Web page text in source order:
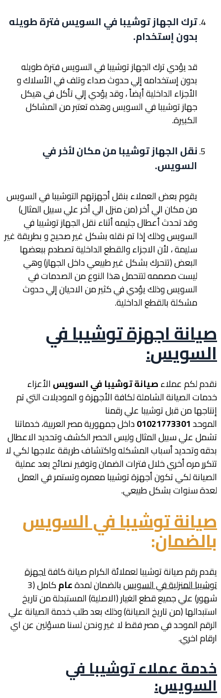
ترك الجهاز توشيبا في السويس فترة طويله
بدون إستخدام.
قد يؤدي ترك الجهاز توشيبا في السويس فترة طويله
بدون إستخدامه إلي حدوث صداء وتلف في الأسلاك و
الأجزاء الداخلية أيضاً ، وقد يؤدي إلي تأكل في هيكل
جهاز توشيبا في السويس وهذه تعتبر من المشاكل
الكبيرة.
نقل الجهاز توشيبا من مكان لأخر في
السويس.
يقوم بعض العملاء بنقل أجهزتهم التوشيبا في السويس
من مكان الي أخر (من منزل الي أخر علي سبيل المثال)
وقد تحدث أعطال جثيمه أثناء نقل الجهاز توشيبا في
السويس وذلك إذا تم نقله بشكل غير صحيح و بطريقة غير
سليمة ، لأن الاجزاء والقطع الداخلية تصطدم ببعضها
البعض (تتحرك بشكل غير طبيعي داخل الجهاز) وهي
ليست مصممه لتتحمل هذا النوع من الصدمات في
السويس وذلك يؤدي في كثير من الاحيان إلي حدوث
مشكلة بالقطع الداخلية.
صيانة اجهزة توشيبا في
السويس:
نقدم لكم عملاءصيانة توشيبا في السويسالأعزاء
خدمات الصيانة الشاملة لكافة الأجهزة و الموديلات التي تم
إنتاجها من قبل توشيبا علي رقمنا
الموحد01021773301داخل جمهورية مصر العربية، خدماتنا
تشمل علي سبيل المثال وليس الحصر الكشف وتحديد الاعطال
بدقه وتحديد أسباب المشكله واكتشاف طريقة علاجها لكي لا
تتكرر مره أخري خلال فترات الضمان وتوفير نصائح بعد عملية
الصيانة لكي تكون أجهزة توشيبا معمره وتستمر في العمل
لعدة سنوات بشكل طبيعي.
صيانة توشيبا في السويس
بالضمان:
يقدم رقم صيانة توشيبا لعملائة الكرام صيانة كافةاجهزة
توشيبا المنزلية في السويسبالضمان لمدةعام
كامل (3
شهور) علي جميع قطع الغيار (الاصلية) المستبدلة من تاريخ
استبدالها (من تاريخ الصيانة) وذلك بعد طلب خدمة الصيانة علي
الرقم الموحد في مصر فقط لا غير ونحن لسنا مسؤلين عن اي
ارقام اخري.
خدمة عملاء توشيبا في
السويس: